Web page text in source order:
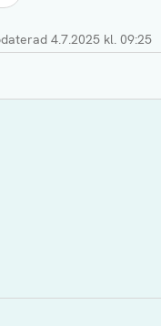
4.7.2025 kl. 09:25